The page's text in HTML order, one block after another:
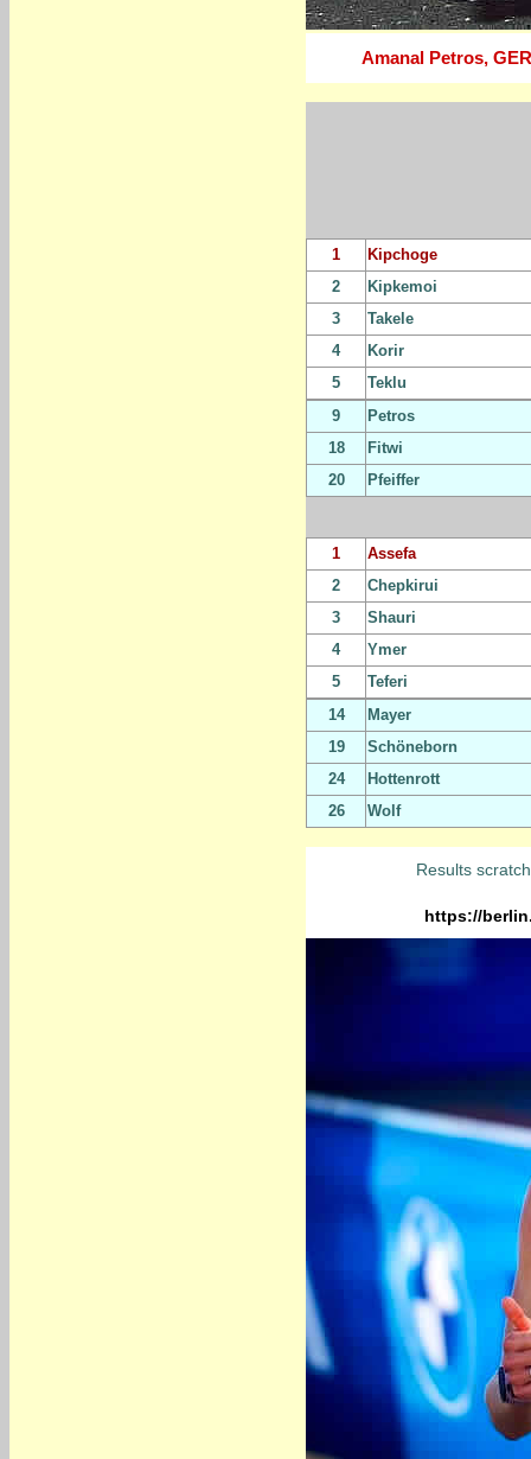
Amanal Petros,
1
Kipchoge
2
Kipkemoi
3
Takele
4
Korir
5
Teklu
9
Petros
18
Fitwi
20
Pfeiffer
1
Assefa
2
Chepkirui
3
Shauri
4
Ymer
5
Teferi
14
Mayer
19
Schöneborn
24
Hottenrott
26
Wolf
Results
https://